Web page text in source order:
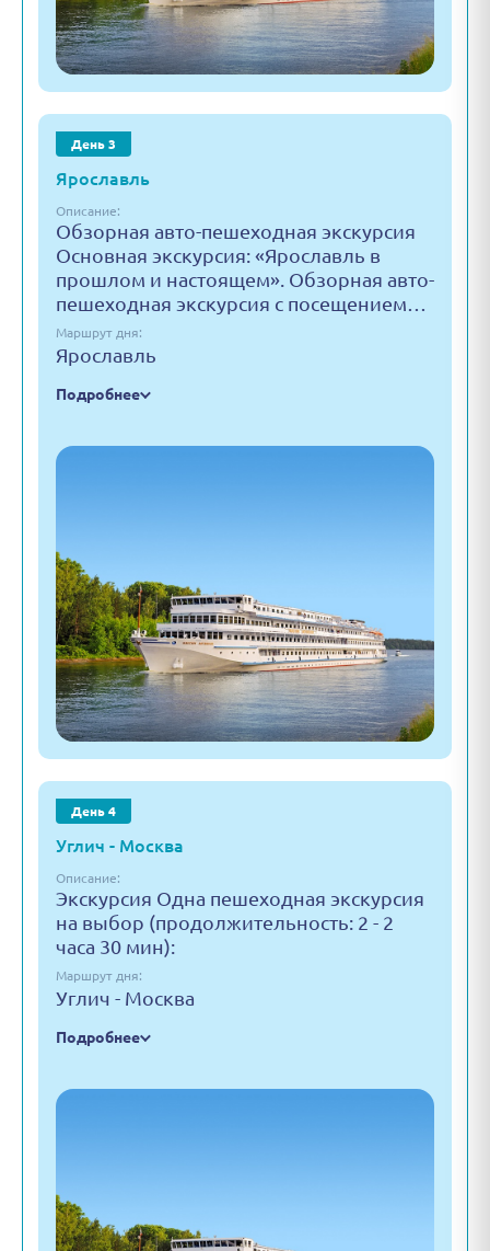
День 3
Ярославль
Описание:
Обзорная авто-пешеходная экскурсия
Основная экскурсия: «Ярославль в
прошлом и настоящем». Обзорная авто-
пешеходная экскурсия с посещением…
Маршрут дня:
Ярославль
Подробнее
День 4
Углич - Москва
Описание:
Экскурсия Одна пешеходная экскурсия
на выбор (продолжительность: 2 - 2
часа 30 мин):
Маршрут дня:
Углич - Москва
Подробнее